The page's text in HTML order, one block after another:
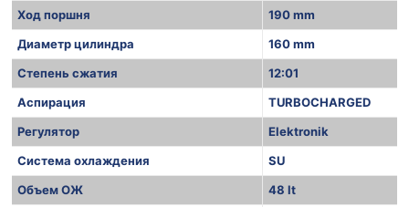
Ход поршня
190 mm
Диаметр цилиндра
160 mm
Степень сжатия
12:01
Аспирация
TURBOCHARGED
Регулятор
Elektronik
Система охлаждения
SU
Объем ОЖ
48 lt